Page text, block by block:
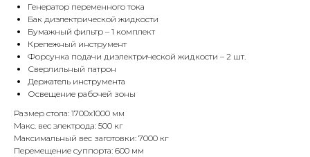
Генератор переменного тока
Бак диэлектрической жидкости
Бумажный фильтр – 1 комплект
Крепежный инструмент
Форсунка подачи диэлектрической жидкости – 2 шт.
Сверлильный патрон
Держатель инструмента
Освещение рабочей зоны
Размер стола: 1700х1000 мм
Макс. вес электрода: 500 кг
Максимальный вес заготовки: 7000 кг
Перемещение суппорта: 600 мм